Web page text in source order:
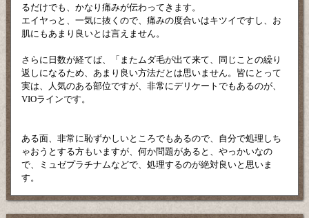
るだけでも、かなり痛みが伝わってきます。
エイヤっと、一気に抜くので、痛みの度合いはキツイですし、お
肌にもあまり良いとは言えません。
さらに日数が経てば、「またムダ毛が出て来て、同じことの繰り
返しになるため、あまり良い方法だとは思いません。皆にとって
実は、人気のある部位ですが、非常にデリケートでもあるのが、
VIOラインです。
ある面、非常に恥ずかしいところでもあるので、自分で処理しち
ゃおうとする方もいますが、何か問題があると、やっかいなの
で、ミュゼプラチナムなどで、処理するのが絶対良いと思いま
す。